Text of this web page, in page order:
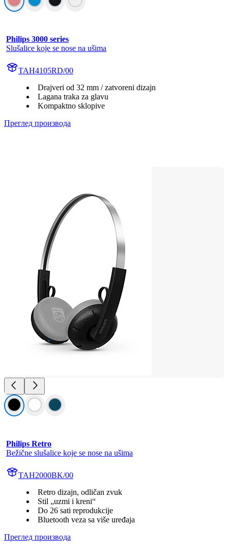
Philips 3000 series
Slušalice koje se nose na ušima
TAH4105RD/00
Drajveri od 32 mm / zatvoreni dizajn
Lagana traka za glavu
Kompaktno sklopive
Преглед производа
Philips Retro
Bežične slušalice koje se nose na ušima
TAH2000BK/00
Retro dizajn, odličan zvuk
Stil „uzmi i kreni“
Do 26 sati reprodukcije
Bluetooth veza sa više uređaja
Преглед производа